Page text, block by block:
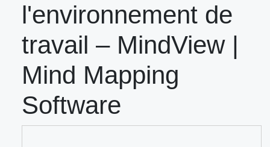
l'environnement de
travail – MindView |
Mind Mapping
Software